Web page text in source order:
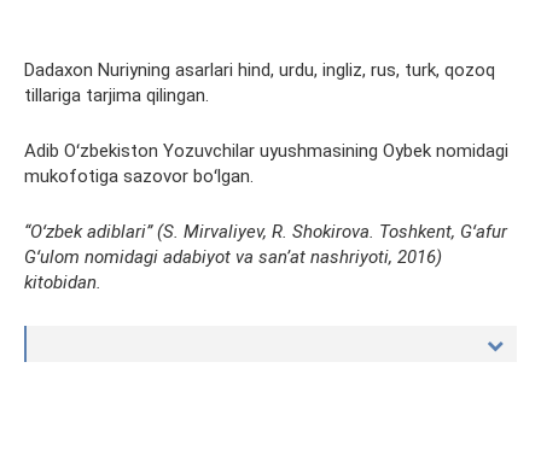
Dadaxon Nuriyning asarlari hind, urdu, ingliz, rus, turk, qozoq
tillariga tarjima qilingan.
Adib Oʻzbekiston Yozuvchilar uyushmasining Oybek nomidagi
mukofotiga sazovor boʻlgan.
“Oʻzbek adiblari” (S. Mirvaliyev, R. Shokirova. Toshkent, Gʻafur
Gʻulom nomidagi adabiyot va sanʼat nashriyoti, 2016)
kitobidan.